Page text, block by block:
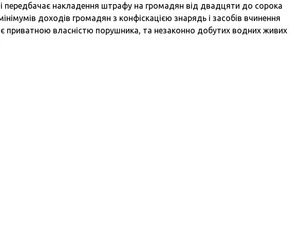
передбачає накладення штрафу на громадян від двадцяти до сорока
доходів громадян з конфіскацією знарядь і засобів вчинення
приватною власністю порушника, та незаконно добутих водних живих